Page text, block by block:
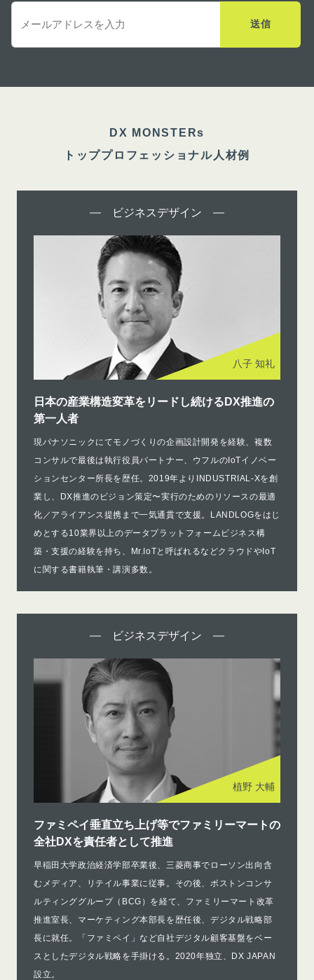
送信
DX MONSTERs
トッププロフェッショナル人材例
ビジネスデザイン
八子 知礼
日本の産業構造変革をリードし続けるDX推進の
第一人者
現パナソニックにてモノづくりの企画設計開発を経験、複数
コンサルで最後は執行役員パートナー、ウフルのIoTイノベー
ションセンター所長を歴任。2019年よりINDUSTRIAL-Xを創
業し、DX推進のビジョン策定〜実行のためのリソースの最適
化／アライアンス提携まで一気通貫で支援。LANDLOGをはじ
めとする10業界以上のデータプラットフォームビジネス構
築・支援の経験を持ち、Mr.IoTと呼ばれるなどクラウドやIoT
に関する書籍執筆・講演多数。
ビジネスデザイン
植野 大輔
ファミペイ垂直立ち上げ等でファミリーマートの
全社DXを責任者として推進
早稲田大学政治経済学部卒業後、三菱商事でローソン出向含
むメディア、リテイル事業に従事。その後、ボストンコンサ
ルティンググループ（BCG）を経て、ファミリーマート改革
推進室長、マーケティング本部長を歴任後、デジタル戦略部
長に就任。「ファミペイ」など自社デジタル顧客基盤をベー
スとしたデジタル戦略を手掛ける。2020年独立、DX JAPAN
設立。